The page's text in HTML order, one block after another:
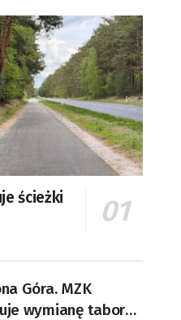
ścieżki
Góra. MZK
wymianę taboru i